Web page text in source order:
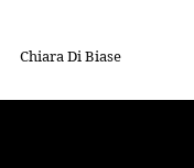
Chiara Di Biase